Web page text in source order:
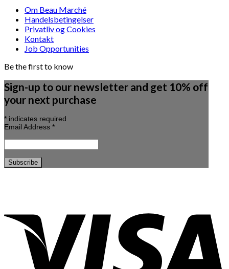
Om Beau Marché
Handelsbetingelser
Privatliv og Cookies
Kontakt
Job Opportunities
Be the first to know
Sign-up to our newsletter and get 10% off
your next purchase
* indicates required
Email Address *